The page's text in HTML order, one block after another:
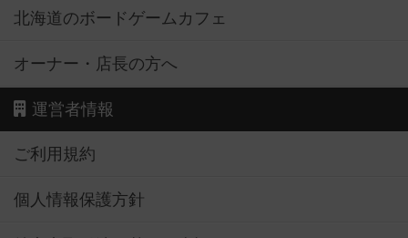
北海道のボードゲームカフェ
オーナー・店長の方へ
運営者情報
ご利用規約
個人情報保護方針